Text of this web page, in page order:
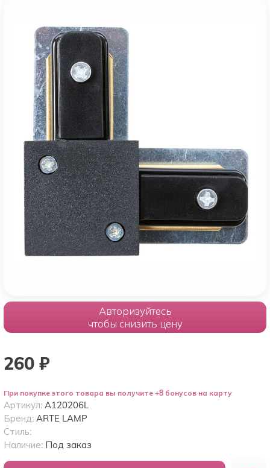
Авторизуйтесь
чтобы снизить цену
260 ₽
При покупке этого товара вы получите +8 бонусов на карту
Артикул: A120206L
Бренд: ARTE LAMP
Стиль:
Наличие: Под заказ